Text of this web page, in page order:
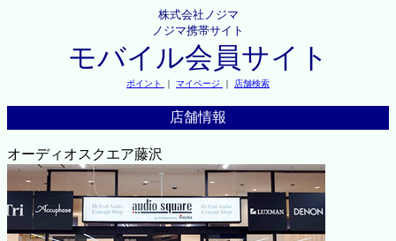
株式会社ノジマ
ノジマ携帯サイト
モバイル会員サイト
ポイント ｜ マイページ ｜ 店舗検索
店舗情報
オーディオスクエア藤沢